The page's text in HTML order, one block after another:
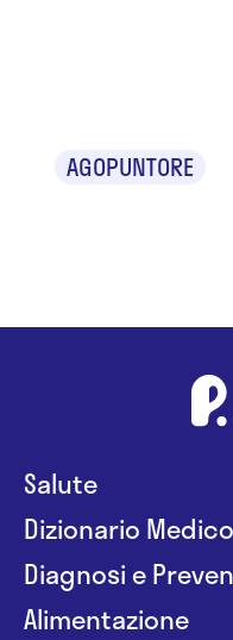
AGOPUNTORE
Salute
Dizionario Medico
Diagnosi e
Alimentazione